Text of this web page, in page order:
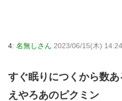
4: 名無しさん 2023/06/15(木)
すぐ眠りにつくから数
えやろあのピクミン